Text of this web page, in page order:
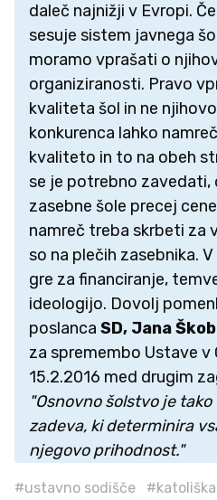
daleč najnižji v Evropi.
sesuje sistem javnega
moramo vprašati o
organiziranosti. Pravo
kvaliteta šol in ne
konkurenca lahko
kvaliteto in to na obeh
se je potrebno zavedati,
zasebne šole precej
namreč treba skrbeti za
so na plečih zasebnika.
gre za financiranje,
ideologijo. Dovolj
poslanca SD, Jana
za spremembo Ustave v
15.2.2016 med drugim
"Osnovno šolstvo je
zadeva, ki determinira
njegovo prihodnost."
#ustavno sodišče